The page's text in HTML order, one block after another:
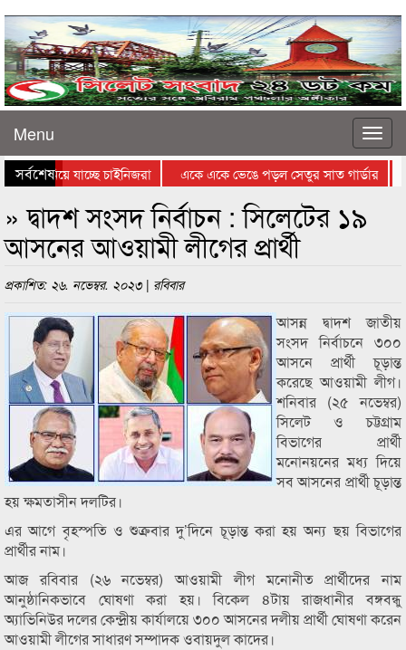
Menu
সর্বশেষনিয়ে যাচ্ছে চাইনিজরা একে একে ভেঙে পড়ল সেতুর সাত গার্ডার
দ্রুত ছড়াচ্ছে যৌনাঙ্গ আক্রান্তকারী পরজীবী
» দ্বাদশ সংসদ নির্বাচন : সিলেটের ১৯
আসনের আওয়ামী লীগের প্রার্থী
প্রকাশিত: ২৬. নভেম্বর. ২০২৩ | রবিবার
আসন্ন দ্বাদশ জাতীয়
সংসদ নির্বাচনে ৩০০
আসনে প্রার্থী চূড়ান্ত
করেছে আওয়ামী লীগ।
শনিবার (২৫ নভেম্বর)
সিলেট ও চট্টগ্রাম
বিভাগের প্রার্থী
মনোনয়নের মধ্য দিয়ে
সব আসনের প্রার্থী চূড়ান্ত
হয় ক্ষমতাসীন দলটির।
এর আগে বৃহস্পতি ও শুক্রবার দু’দিনে চূড়ান্ত করা হয় অন্য ছয় বিভাগের
প্রার্থীর নাম।
আজ রবিবার (২৬ নভেম্বর) আওয়ামী লীগ মনোনীত প্রার্থীদের নাম
আনুষ্ঠানিকভাবে ঘোষণা করা হয়। বিকেল ৪টায় রাজধানীর বঙ্গবন্ধু
অ্যাভিনিউর দলের কেন্দ্রীয় কার্যালয়ে ৩০০ আসনের দলীয় প্রার্থী ঘোষণা করেন
আওয়ামী লীগের সাধারণ সম্পাদক ওবায়দুল কাদের।